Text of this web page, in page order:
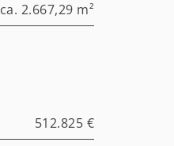
ca. 2.667,29 m²
512.825 €